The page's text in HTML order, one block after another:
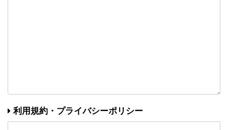
利用規約・プライバシーポリシー